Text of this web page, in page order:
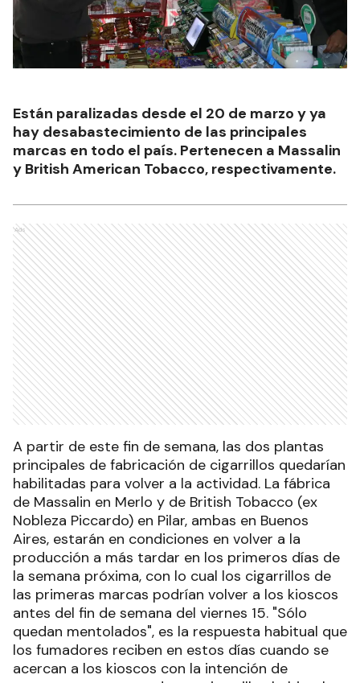
Están paralizadas desde el 20 de marzo y ya
hay desabastecimiento de las principales
marcas en todo el país. Pertenecen a Massalin
y British American Tobacco, respectivamente.
Ads
A partir de este fin de semana, las dos plantas
principales de fabricación de cigarrillos quedarían
habilitadas para volver a la actividad. La fábrica
de Massalin en Merlo y de British Tobacco (ex
Nobleza Piccardo) en Pilar, ambas en Buenos
Aires, estarán en condiciones en volver a la
producción a más tardar en los primeros días de
la semana próxima, con lo cual los cigarrillos de
las primeras marcas podrían volver a los kioscos
antes del fin de semana del viernes 15. "Sólo
quedan mentolados", es la respuesta habitual que
los fumadores reciben en estos días cuando se
acercan a los kioscos con la intención de